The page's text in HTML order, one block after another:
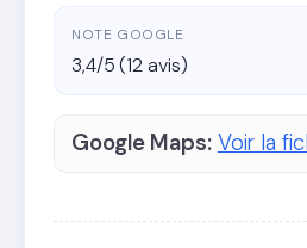
NOTE GOOGLE
3,4/5 (12 avis)
Google Maps: Voir la